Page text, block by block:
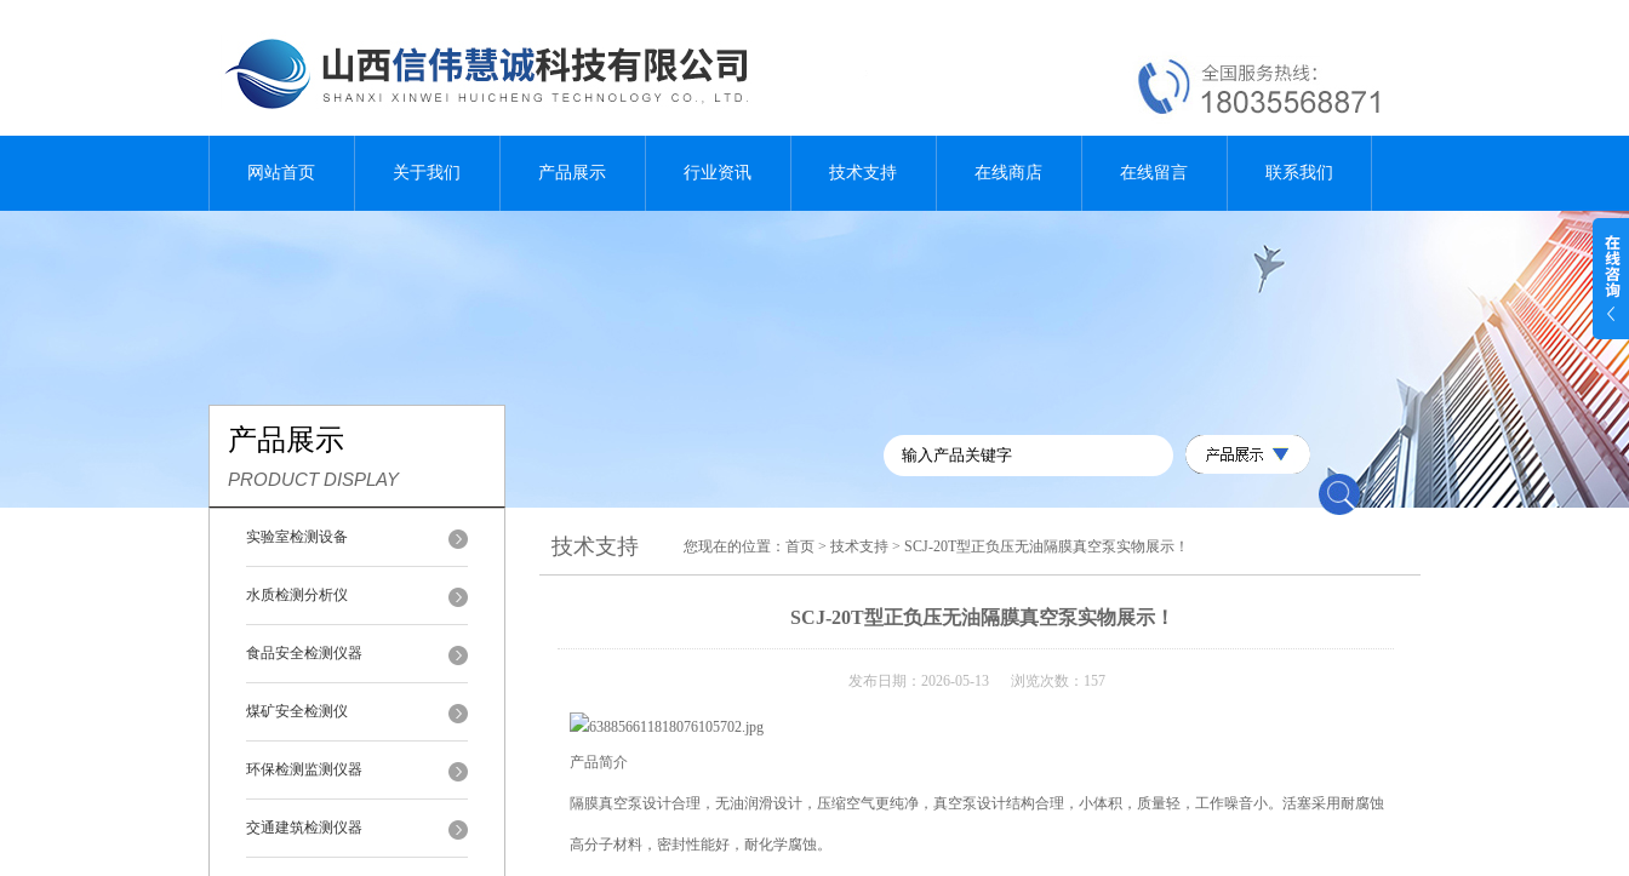
网站首页 关于我们 产品展示 行业资讯 技术支持 在线商店 在线留言 联系我们
产品展示
PRODUCT DISPLAY
实验室检测设备
水质检测分析仪
食品安全检测仪器
煤矿安全检测仪
环保检测监测仪器
交通建筑检测仪器
技术支持 您现在的位置： 首页 > 技术支持 > SCJ-20T型正负压无油隔膜真空泵实物展示！
SCJ-20T型正负压无油隔膜真空泵实物展示！
发布日期：2026-05-13 浏览次数：157
产品简介
隔膜真空泵设计合理，无油润滑设计，压缩空气更纯净，真空泵设计结构合理，小体积，质量轻，工作噪音小。活塞采用耐腐蚀
高分子材料，密封性能好，耐化学腐蚀。